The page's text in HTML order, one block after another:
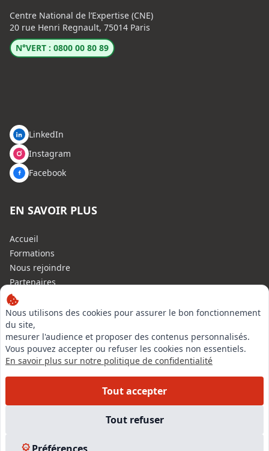
Nous utilisons des cookies pour assurer le bon fonctionnement
du site,
mesurer l'audience et proposer des contenus personnalisés.
Vous pouvez accepter ou refuser les cookies non essentiels.
En savoir plus sur notre politique de confidentialité
Tout accepter
Tout refuser
Centre National de l’Expertise (CNE)
20 rue Henri Regnault, 75014 Paris
N°VERT : 0800 00 80 89
LinkedIn
Instagram
Facebook
EN SAVOIR PLUS
Accueil
Formations
Nous rejoindre
Partenaires
Autres missions
Le C.N.E.
Membre IVSC
Logiciel
L’Expert
Tarifs
Experts Immobiliers par régions
Plan du site